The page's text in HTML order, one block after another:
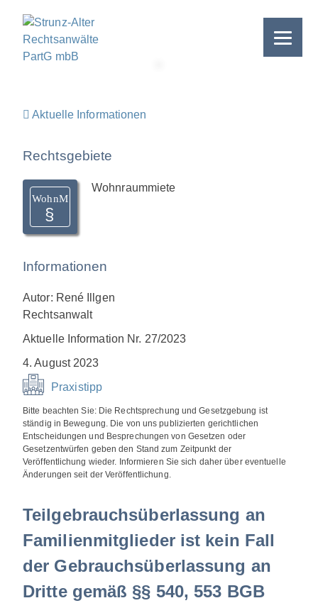
Aktuelle Informationen
Rechtsgebiete
WohnM
Wohnraummiete
Informationen
Autor: René Illgen
Rechtsanwalt
Aktuelle Information Nr. 27/2023
4. August 2023
Praxistipp
Bitte beachten Sie: Die Rechtsprechung und Gesetzgebung ist
ständig in Bewegung. Die von uns publizierten gerichtlichen
Entscheidungen und Besprechungen von Gesetzen oder
Gesetzentwürfen geben den Stand zum Zeitpunkt der
Veröffentlichung wieder. Informieren Sie sich daher über eventuelle
Änderungen seit der Veröffentlichung.
Teilgebrauchsüberlassung an
Familienmitglieder ist kein Fall
der Gebrauchsüberlassung an
Dritte gemäß §§ 540, 553 BGB